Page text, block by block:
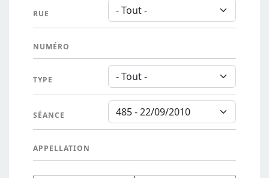
RUE
NUMÉRO
TYPE
SÉANCE
APPELLATION